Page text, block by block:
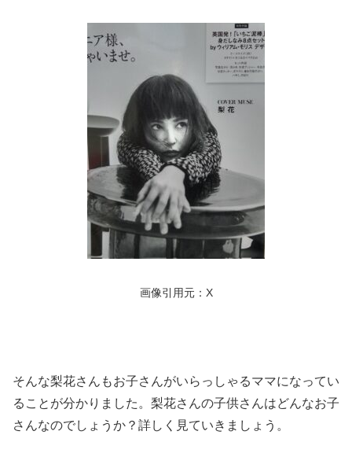
画像引用元：X
そんな梨花さんもお子さんがいらっしゃるママになってい
ることが分かりました。梨花さんの子供さんはどんなお子
さんなのでしょうか？詳しく見ていきましょう。